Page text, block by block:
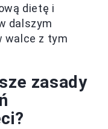
dietę i
dalszym
walce z tym
zasady